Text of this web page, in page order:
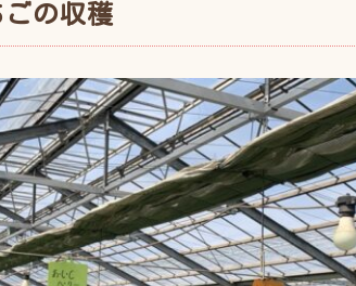
の収穫